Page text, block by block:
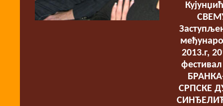
2013.г,
СРПСКЕ